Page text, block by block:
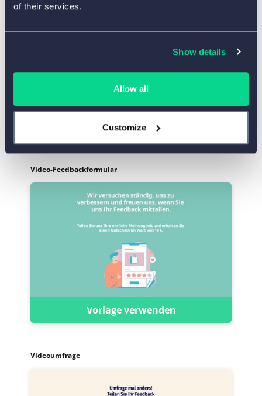
of their services.
Show details
Allow all
Customize
Vorlage verwenden
Video-Feedbackformular
Vorlage verwenden
Videoumfrage